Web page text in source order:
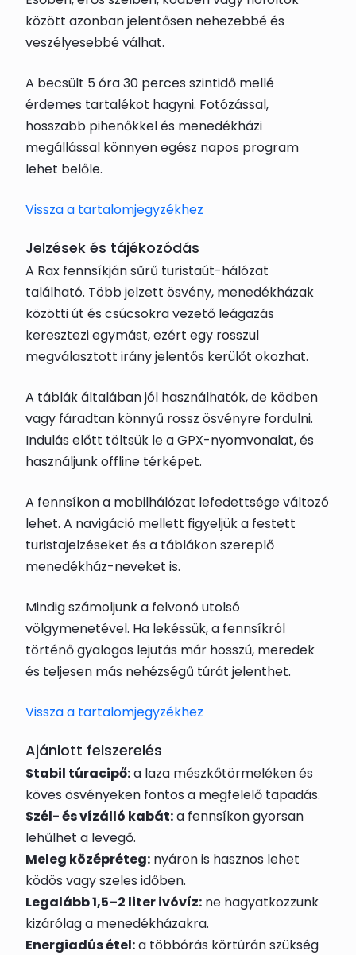
között azonban jelentősen nehezebbé és
veszélyesebbé válhat.
A becsült 5 óra 30 perces szintidő mellé
érdemes tartalékot hagyni. Fotózással,
hosszabb pihenőkkel és menedékházi
megállással könnyen egész napos program
lehet belőle.
Vissza a tartalomjegyzékhez
Jelzések és tájékozódás
A Rax fennsíkján sűrű turistaút-hálózat
található. Több jelzett ösvény, menedékházak
közötti út és csúcsokra vezető leágazás
keresztezi egymást, ezért egy rosszul
megválasztott irány jelentős kerülőt okozhat.
A táblák általában jól használhatók, de ködben
vagy fáradtan könnyű rossz ösvényre fordulni.
Indulás előtt töltsük le a GPX-nyomvonalat, és
használjunk offline térképet.
A fennsíkon a mobilhálózat lefedettsége változó
lehet. A navigáció mellett figyeljük a festett
turistajelzéseket és a táblákon szereplő
menedékház-neveket is.
Mindig számoljunk a felvonó utolsó
völgymenetével. Ha lekéssük, a fennsíkról
történő gyalogos lejutás már hosszú, meredek
és teljesen más nehézségű túrát jelenthet.
Vissza a tartalomjegyzékhez
Ajánlott felszerelés
Stabil túracipő:a laza mészkőtörmeléken és
köves ösvényeken fontos a megfelelő tapadás.
Szél- és vízálló kabát:a fennsíkon gyorsan
lehűlhet a levegő.
Meleg középréteg: nyáron is hasznos lehet
ködös vagy szeles időben.
Legalább 1,5–2 liter ivóvíz: ne hagyatkozzunk
kizárólag a menedékházakra.
Energiadús étel:a többórás körtúrán szükség